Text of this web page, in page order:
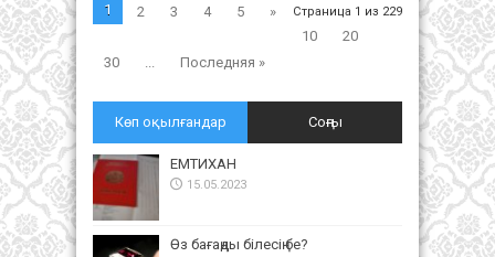
Страница 1 из 229
1 2 3 4 5
»
10
20
30
... Последняя »
Көп оқылғандар Соңғы
ЕМТИХАН
15.05.2023
Өз бағаңды білесің бе?